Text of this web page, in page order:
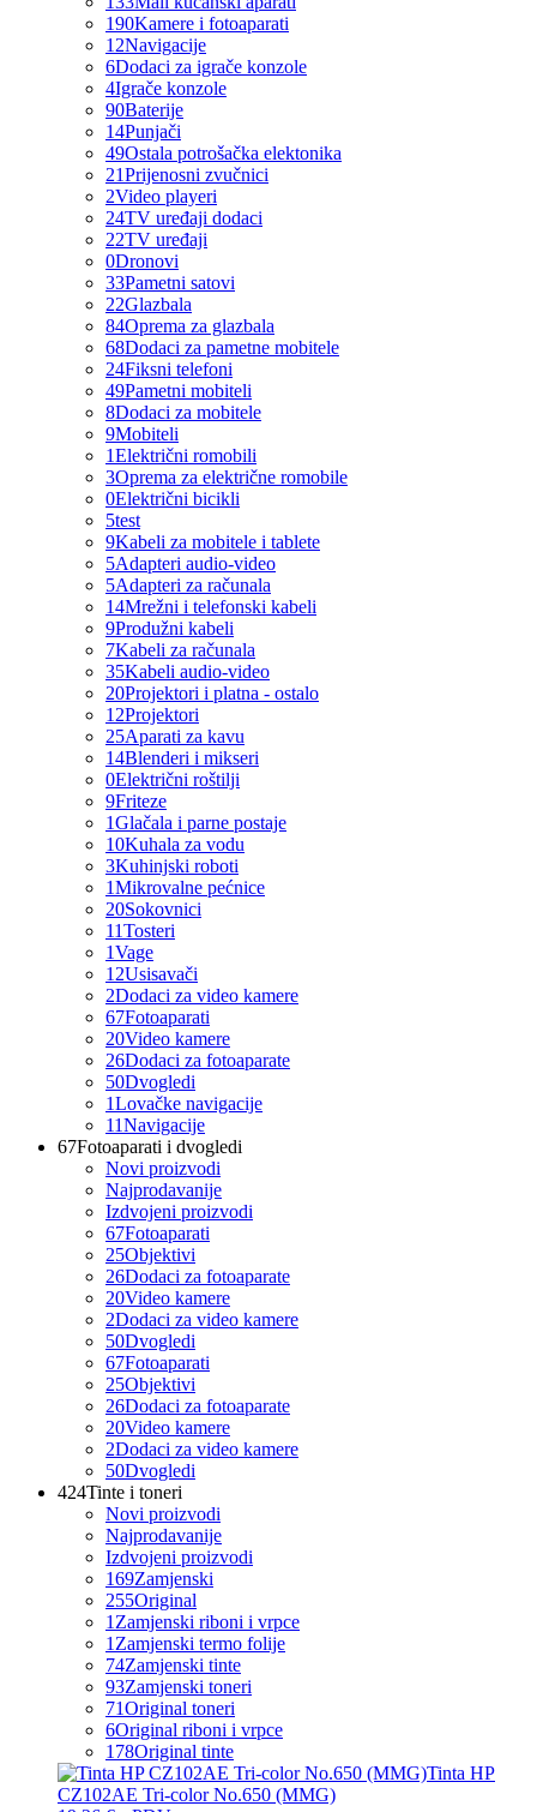
190Kamere i fotoaparati
12Navigacije
6Dodaci za igrače konzole
4Igrače konzole
90Baterije
14Punjači
49Ostala potrošačka elektonika
21Prijenosni zvučnici
2Video playeri
24TV uređaji dodaci
22TV uređaji
0Dronovi
33Pametni satovi
22Glazbala
84Oprema za glazbala
68Dodaci za pametne mobitele
24Fiksni telefoni
49Pametni mobiteli
8Dodaci za mobitele
9Mobiteli
1Električni romobili
3Oprema za električne romobile
0Električni bicikli
5test
9Kabeli za mobitele i tablete
5Adapteri audio-video
5Adapteri za računala
14Mrežni i telefonski kabeli
9Produžni kabeli
7Kabeli za računala
35Kabeli audio-video
20Projektori i platna - ostalo
12Projektori
25Aparati za kavu
14Blenderi i mikseri
0Električni roštilji
9Friteze
1Glačala i parne postaje
10Kuhala za vodu
3Kuhinjski roboti
1Mikrovalne pećnice
20Sokovnici
11Tosteri
1Vage
12Usisavači
2Dodaci za video kamere
67Fotoaparati
20Video kamere
26Dodaci za fotoaparate
50Dvogledi
1Lovačke navigacije
11Navigacije
67Fotoaparati i dvogledi
Novi proizvodi
Najprodavanije
Izdvojeni proizvodi
67Fotoaparati
25Objektivi
26Dodaci za fotoaparate
20Video kamere
2Dodaci za video kamere
50Dvogledi
67Fotoaparati
25Objektivi
26Dodaci za fotoaparate
20Video kamere
2Dodaci za video kamere
50Dvogledi
424Tinte i toneri
Novi proizvodi
Najprodavanije
Izdvojeni proizvodi
169Zamjenski
255Original
1 Zamjenski riboni i vrpce
1 Zamjenski termo folije
74Zamjenski tinte
93Zamjenski toneri
71Original toneri
6Original riboni i vrpce
178Original tinte
Tinta HP
CZ102AE Tri-color No.650 (MMG)